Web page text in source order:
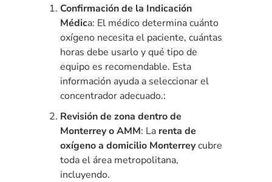
Confirmación de la Indicación
Médica: El médico determina cuánto
oxígeno necesita el paciente, cuántas
horas debe usarlo y qué tipo de
equipo es recomendable. Esta
información ayuda a seleccionar el
concentrador adecuado.:
Revisión de zona dentro de
Monterrey o AMM: La renta de
oxígeno a domicilio Monterreycubre
toda el área metropolitana,
incluyendo.